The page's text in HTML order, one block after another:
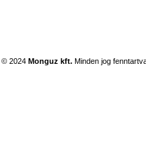
© 2024 Monguz kft. Minden jog